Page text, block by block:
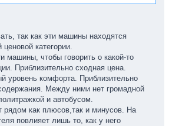
так как эти машины находятся
категории.
машины, чтобы говорить о какой-то
Приблизительно сходная цена.
уровень комфорта. Приблизительно
Между ними нет громадной
и автобусом.
рядом как плюсов,так и минусов. На
повлияет лишь то, как у него